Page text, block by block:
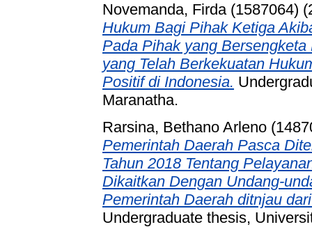
Novemanda, Firda (1587064)
Hukum Bagi Pihak Ketiga
Pada Pihak yang
yang Telah Berkekuatan
Positif di Indonesia.
Maranatha.
Rarsina, Bethano Arleno
Pemerintah Daerah Pasca
Tahun 2018 Tentang
Dikaitkan Dengan Undang-
Pemerintah Daerah ditnjau
Undergraduate thesis,